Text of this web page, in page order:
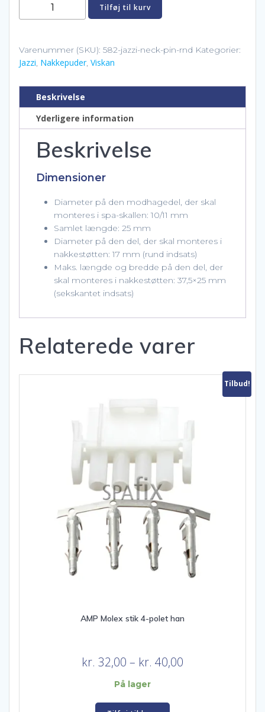
nakkepude
antal
Tilføj til kurv
Varenummer (SKU): 582-jazzi-neck-pin-rnd Kategorier:
Jazzi, Nakkepuder, Viskan
Beskrivelse
Yderligere information
Beskrivelse
Dimensioner
Diameter på den modhagedel, der skal
monteres i spa-skallen: 10/11 mm
Samlet længde: 25 mm
Diameter på den del, der skal monteres i
nakkestøtten: 17 mm (rund indsats)
Maks. længde og bredde på den del, der
skal monteres i nakkestøtten: 37,5×25 mm
(sekskantet indsats)
Relaterede varer
Tilbud!
AMP Molex stik 4-polet han
kr. 32,00 – kr. 40,00
På lager